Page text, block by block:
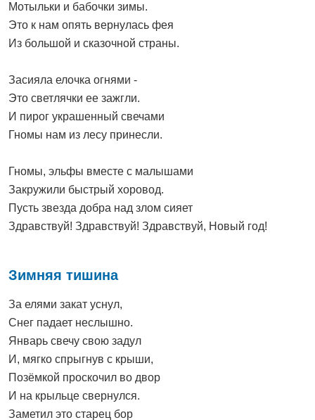
Мотыльки и бабочки зимы.
Это к нам опять вернулась фея
Из большой и сказочной страны.
Засияла елочка огнями -
Это светлячки ее зажгли.
И пирог украшенный свечами
Гномы нам из лесу принесли.
Гномы, эльфы вместе с малышами
Закружили быстрый хоровод.
Пусть звезда добра над злом сияет
Здравствуй! Здравствуй! Здравствуй, Новый год!
Зимняя тишина
За елями закат уснул,
Снег падает неслышно.
Январь свечу свою задул
И, мягко спрыгнув с крыши,
Позёмкой проскочил во двор
И на крыльце свернулся.
Заметил это старец бор